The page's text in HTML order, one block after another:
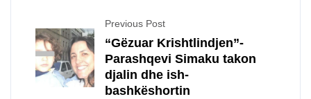
Previous Post
“Gëzuar Krishtlindjen”-
Parashqevi Simaku takon
djalin dhe ish-
bashkëshortin